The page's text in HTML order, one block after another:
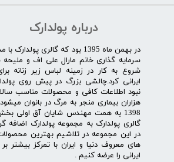
درباره پولدارک
در بهمن ماه 1395 بود که گالری
سرمایه گذاری خانم مارال علی اف و ملیحه
شروع به کار در زمینه لباس زیر زنانه
ایرانی کرد.چالشی بزرگ در پیش روی
نبود اطلاعات کافی و محصولات مناسب
هزاران بیماری منجر به مرگ در بانوان
1398 به همت مهندس شایان آق اولی
گالری پولدارک به مجموعه پولدارک اضافه
در این مجموعه در تلاشیم بهترین محصولات
های معروف دنیا و ایران با تمرکز بیشتر بر
ایرانی را عرضه کنیم .​​​​​​​